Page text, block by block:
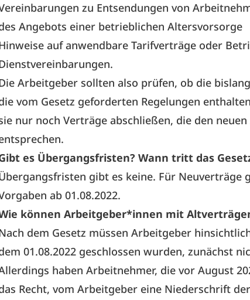
zu Entsendungen von
Angebots einer betrieblichen Altersvorsorge
auf anwendbare Tarifverträge oder
Arbeitgeber sollten also prüfen, ob die
vom Gesetz geforderten Regelungen
nur noch Verträge abschließen, die den
es Übergangsfristen? Wann tritt das
gibt es keine. Für Neuverträge
ab 01.08.2022.
können Arbeitgeber*innen mit
dem Gesetz müssen Arbeitgeber
01.08.2022 geschlossen wurden, zunächst
haben Arbeitnehmer, die vor August
Recht, vom Arbeitgeber eine Niederschrift